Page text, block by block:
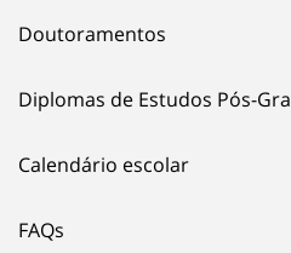
Doutoramentos
Diplomas de Estudos Pós-
Calendário escolar
FAQs